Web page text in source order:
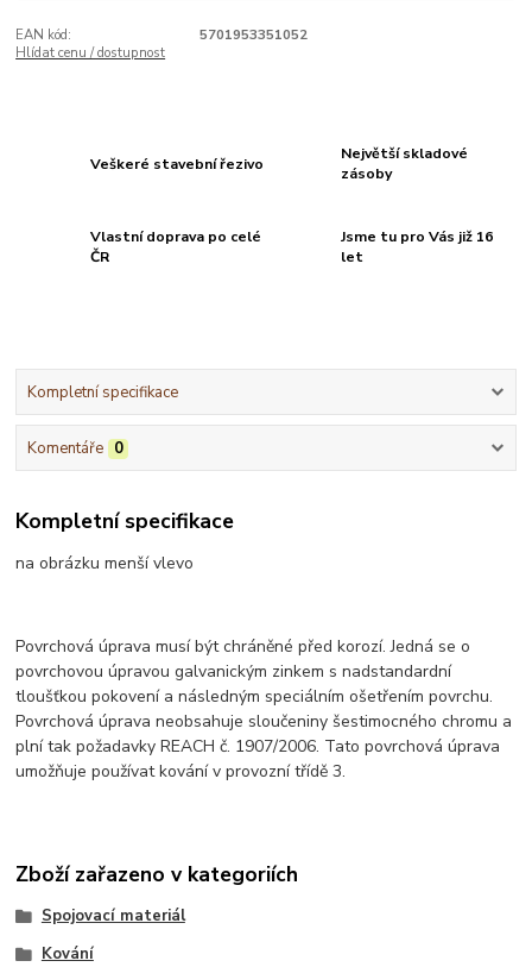
EAN kód:
5701953351052
Hlídat cenu / dostupnost
Veškeré stavební řezivo
Největší skladové
zásoby
Vlastní doprava po celé
ČR
Jsme tu pro Vás již 16
let
Kompletní specifikace
Komentáře 0
Kompletní specifikace
na obrázku menší vlevo
Povrchová úprava musí být chráněné před korozí. Jedná se o
povrchovou úpravou galvanickým zinkem s nadstandardní
tloušťkou pokovení a následným speciálním ošetřením povrchu.
Povrchová úprava neobsahuje sloučeniny šestimocného chromu a
plní tak požadavky REACH č. 1907/2006. Tato povrchová úprava
umožňuje používat kování v provozní třídě 3.
Zboží zařazeno v kategoriích
Spojovací materiál
Kování